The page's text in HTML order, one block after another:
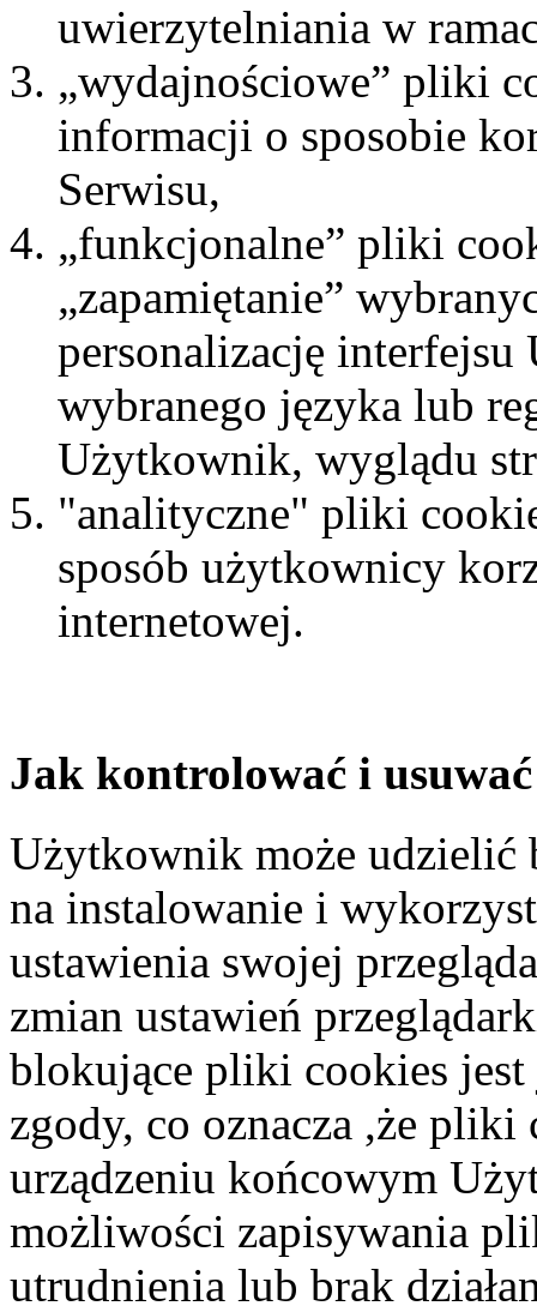
uwierzytelniania w
„wydajnościowe” pliki
informacji o sposobie
Serwisu,
„funkcjonalne” pliki
„zapamiętanie”
personalizację
wybranego języka lub
Użytkownik, wyglądu
"analityczne" pliki
sposób użytkownicy
internetowej.
Jak kontrolować i
Użytkownik może udzielić
na instalowanie i
ustawienia swojej
zmian ustawień
blokujące pliki cookies jest
zgody, co oznacza ,że pliki
urządzeniu końcowym
możliwości zapisywania
utrudnienia lub brak